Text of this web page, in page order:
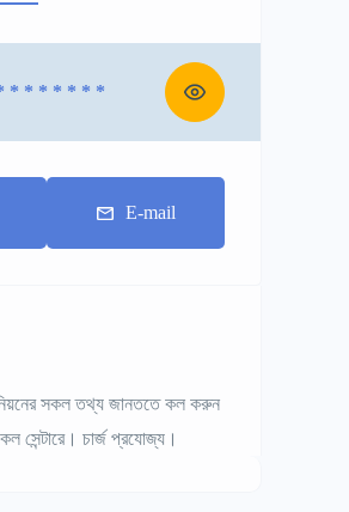
* * * * * * *
E-mail
সকল তথ্য জানততে কল করুন
সেন্টারে। চার্জ প্রযোজ্য।